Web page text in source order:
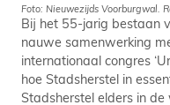
Foto: Nieuwezijds Voorburgwal.
Bij het 55-jarig bestaan
nauwe samenwerking
internationaal congres
hoe Stadsherstel in
Stadsherstel elders in